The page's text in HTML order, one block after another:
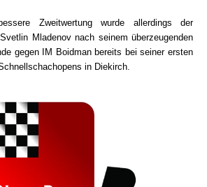
Zweitwertung wurde allerdings der
Mladenov nach seinem überzeugenden
gegen IM Boidman bereits bei seiner ersten
in Diekirch.